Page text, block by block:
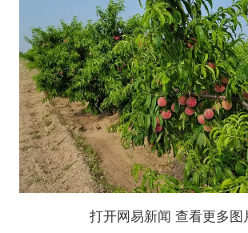
打开网易新闻 查看更多图